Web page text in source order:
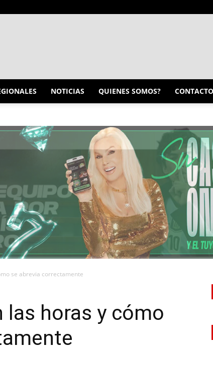
INFO
CONQUISTADORES
NOTICIAS QUIENES SOMOS? CONTACTO
se abrevia correctamente
las horas y cómo